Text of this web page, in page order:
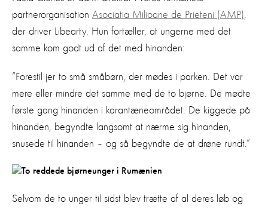
partnerorganisation Asociatia Milioane de Prieteni (AMP)
der driver Libearty. Hun fortæller, at ungerne med det
samme kom godt ud af det med hinanden:
”Forestil jer to små småbørn, der mødes i parken. Det var
mere eller mindre det samme med de to bjørne. De mødte
første gang hinanden i karantæneområdet. De kiggede på
hinanden, begyndte langsomt at nærme sig hinanden,
snusede til hinanden – og så begyndte de at drøne rundt.”
Selvom de to unger til sidst blev trætte af al deres løb og